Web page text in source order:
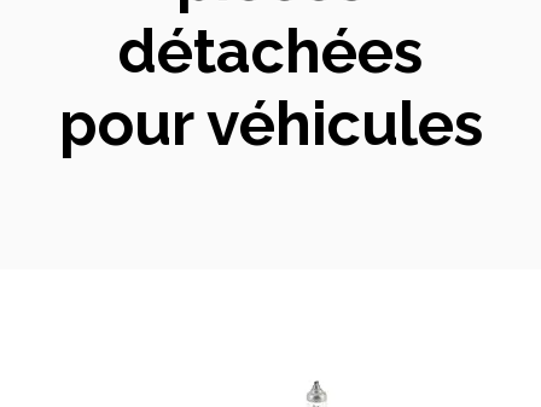
détachées
pour véhicules